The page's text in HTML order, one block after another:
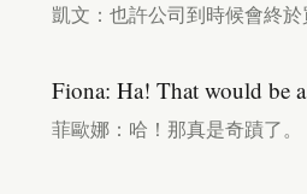
凱文：也許公司到時候會終於
Fiona: Ha! That would be
菲歐娜：哈！那真是奇蹟了。